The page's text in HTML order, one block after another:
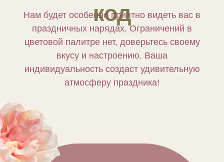
код
Нам будет особенно приятно видеть вас в
праздничных нарядах. Ограничений в
цветовой палитре нет, доверьтесь своему
вкусу и настроению. Ваша
индивидуальность создаст удивительную
атмосферу праздника!